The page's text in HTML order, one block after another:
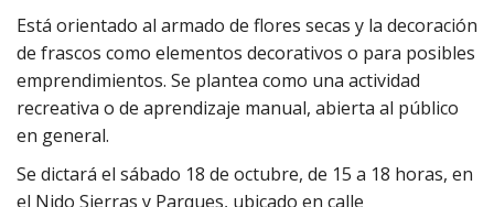
Está orientado al armado de flores secas y la decoración
de frascos como elementos decorativos o para posibles
emprendimientos. Se plantea como una actividad
recreativa o de aprendizaje manual, abierta al público
en general.
Se dictará el sábado 18 de octubre, de 15 a 18 horas, en
el Nido Sierras y Parques, ubicado en calle